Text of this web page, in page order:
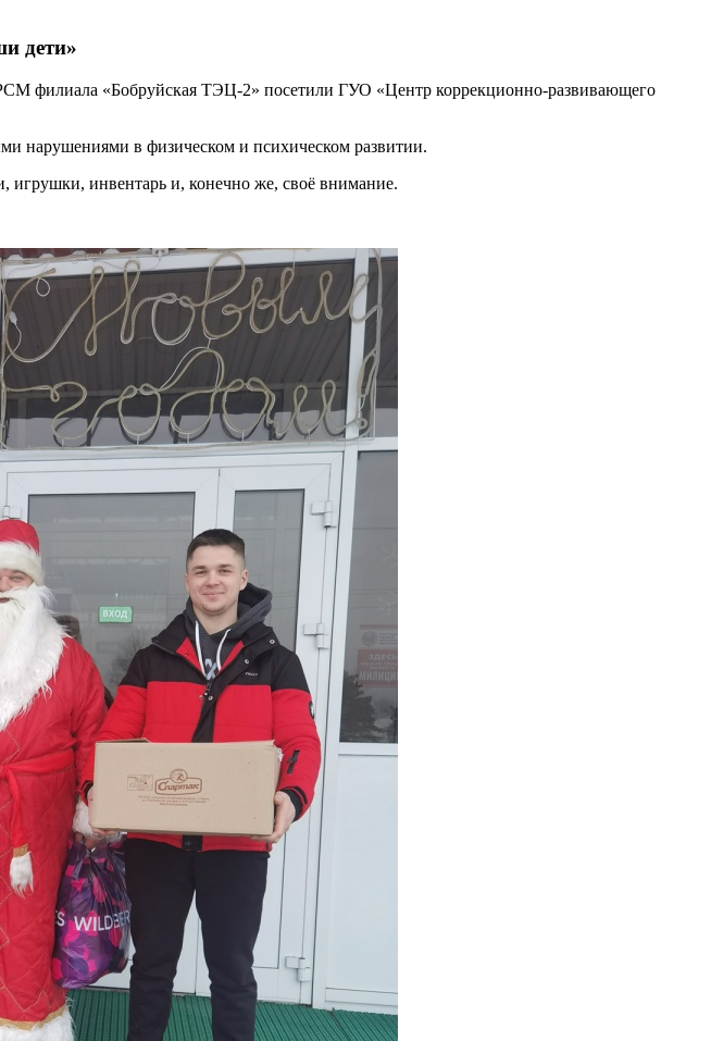
дети»
филиала «Бобруйская ТЭЦ-2» посетили ГУО «Центр коррекционно-развивающего
нарушениями в физическом и психическом развитии.
игрушки, инвентарь и, конечно же, своё внимание.